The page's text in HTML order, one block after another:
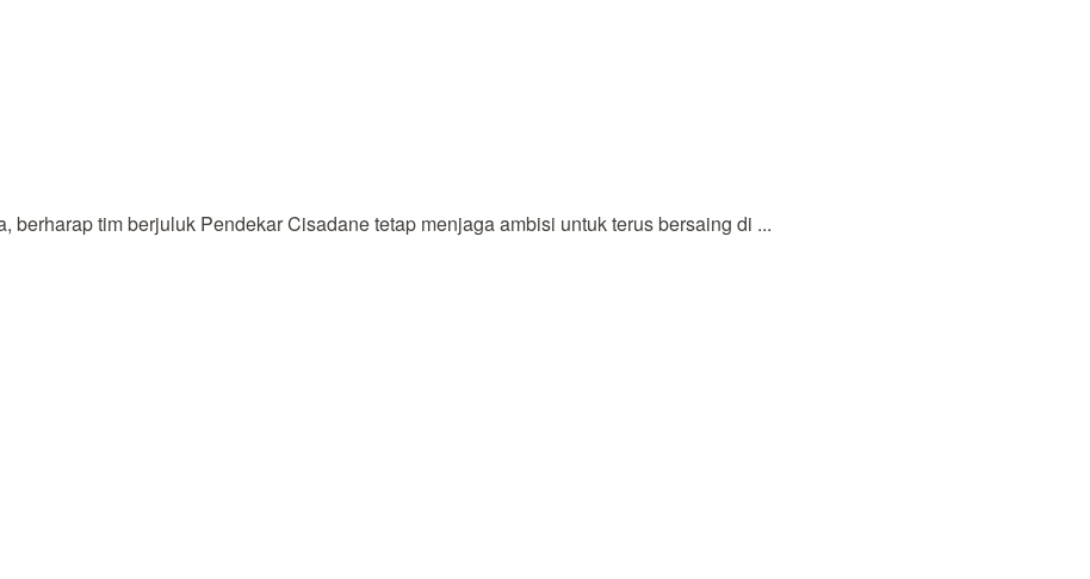
berharap tim berjuluk Pendekar Cisadane tetap menjaga ambisi untuk terus bersaing di ...